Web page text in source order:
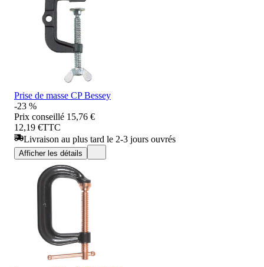
Prise de masse CP Bessey
-23 %
Prix conseillé 15,76 €
12,19 €TTC
Livraison au plus tard le 2-3 jours ouvrés
Afficher les détails